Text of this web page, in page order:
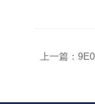
上一篇：